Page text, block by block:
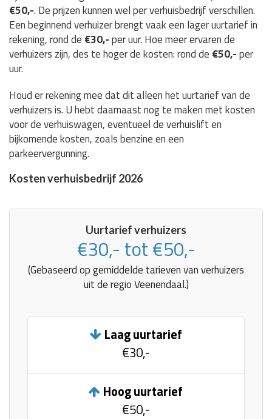
€50,-. De prijzen kunnen wel per verhuisbedrijf verschillen.
Een beginnend verhuizer brengt vaak een lager uurtarief in
rekening, rond de €30,-per uur. Hoe meer ervaren de
verhuizers zijn, des te hoger de kosten: rond de €50,-per
uur.
Houd er rekening mee dat dit alleen het uurtarief van de
verhuizers is. U hebt daarnaast nog te maken met kosten
voor de verhuiswagen, eventueel de verhuislift en
bijkomende kosten, zoals benzine en een
parkeervergunning.
Kosten verhuisbedrijf 2026
Uurtarief verhuizers
€30,- tot €50,-
(Gebaseerd op gemiddelde tarieven van verhuizers
uit de regio Veenendaal.)
Laag uurtarief
€30,-
Hoog uurtarief
€50,-